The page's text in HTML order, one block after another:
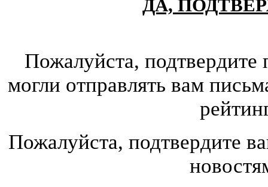
ДА,
Пожалуйста,
могли отправлять вам
Пожалуйста, подтвердите